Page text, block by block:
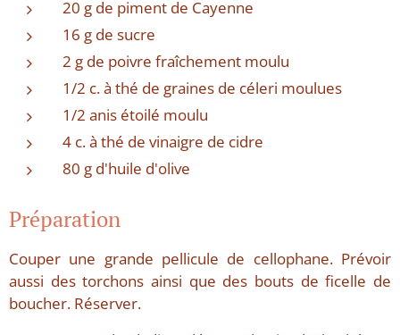
20 g de piment de Cayenne
16 g de sucre
2 g de poivre fraîchement moulu
1/2 c. à thé de graines de céleri moulues
1/2 anis étoilé moulu
4 c. à thé de vinaigre de cidre
80 g d'huile d'olive
Préparation
Couper une grande pellicule de cellophane. Prévoir
aussi des torchons ainsi que des bouts de ficelle de
boucher. Réserver.